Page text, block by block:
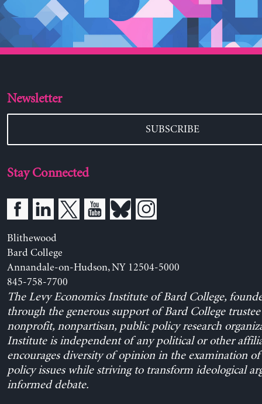
Newsletter
SUBSCRIBE
Stay Connected
Blithewood
Bard College
Annandale-on-Hudson, NY 12504-5000
845-758-7700
The Levy Economics Institute of Bard College,
through the generous support of Bard College trustee
nonprofit, nonpartisan, public policy research
Institute is independent of any political or other
encourages diversity of opinion in the examination
policy issues while striving to transform ideological
informed debate.